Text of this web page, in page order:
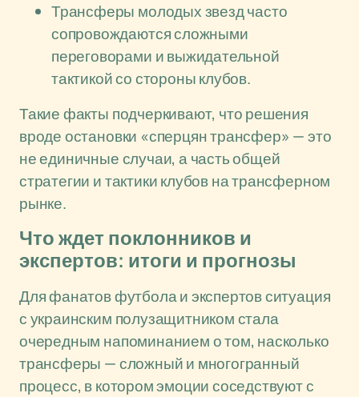
Трансферы молодых звезд часто
сопровождаются сложными
переговорами и выжидательной
тактикой со стороны клубов.
Такие факты подчеркивают, что решения
вроде остановки «сперцян трансфер» — это
не единичные случаи, а часть общей
стратегии и тактики клубов на трансферном
рынке.
Что ждет поклонников и
экспертов: итоги и прогнозы
Для фанатов футбола и экспертов ситуация
с украинским полузащитником стала
очередным напоминанием о том, насколько
трансферы — сложный и многогранный
процесс, в котором эмоции соседствуют с